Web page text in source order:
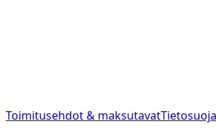
Toimitusehdot & maksutavat